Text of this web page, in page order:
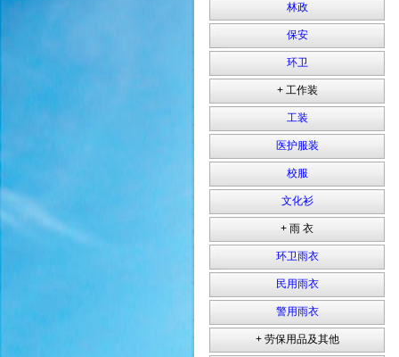
林政
保安
环卫
+ 工作装
工装
医护服装
校服
文化衫
+ 雨 衣
环卫雨衣
民用雨衣
警用雨衣
+ 劳保用品及其他